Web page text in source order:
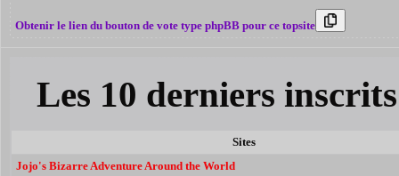
Obtenir le lien du bouton de vote type phpBB pour ce topsite
Les 10 derniers
Sites
Jojo's Bizarre Adventure Around the World